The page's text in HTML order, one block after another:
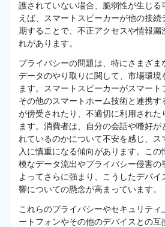
護されていない場合、脆弱性が生じる
えば、スマートスピーカーが他の接続
期することで、不正アクセスや情報漏
れがあります。
プライバシーの問題は、特にさまざま
データのやり取りに関して、市場環境
ます。スマートスピーカーがスマート
その他のスマートホーム技術と連携す
が傍受されたり、不適切に利用された
ます。消費者は、自分の会話や嗜好が
れているのかについて不安を感じ、ス
入に慎重になる傾向があります。この
模なデータ流出やプライバシー侵害の
よってさらに強まり、こうしたデバ
響についての懸念が高まっています。
これらのプライバシーやセキュリティ
ートフォンやその他のデバイスとの互